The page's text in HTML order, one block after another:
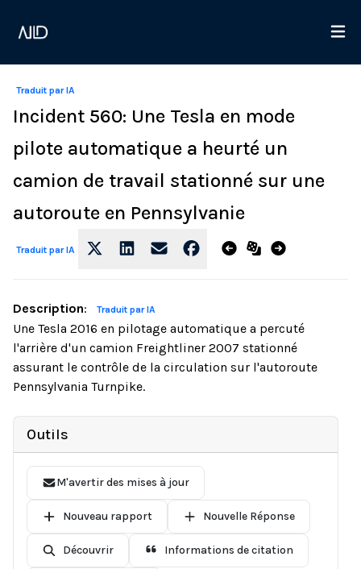
Traduit par IA
Incident 560: Une Tesla en mode
pilote automatique a heurté un
camion de travail stationné sur une
autoroute en Pennsylvanie
Traduit par IA
Description: Traduit par IA
Une Tesla 2016 en pilotage automatique a percuté
l'arrière d'un camion Freightliner 2007 stationné
assurant le contrôle de la circulation sur l'autoroute
Pennsylvania Turnpike.
Outils
M'avertir des mises à jour
Nouveau rapport Nouvelle Réponse
Découvrir Informations de citation